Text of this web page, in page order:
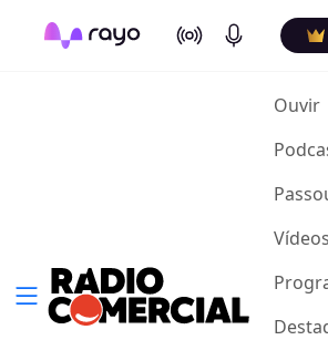
On Air Podcasts
Ouvir
Vídeos